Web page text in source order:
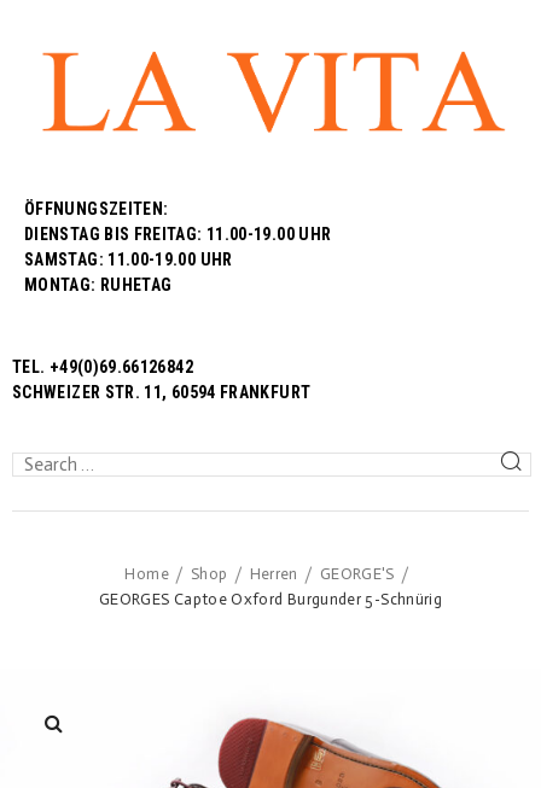
TEL. +49(0)69.66126842
SCHWEIZER STR. 11, 60594 FRANKFURT
ÖFFNUNGSZEITEN:
DIENSTAG BIS FREITAG: 11.00-19.00 UHR
SAMSTAG: 11.00-19.00 UHR
MONTAG: RUHETAG
Home / Shop / Herren / GEORGE'S /
GEORGES Captoe Oxford Burgunder 5-Schnürig